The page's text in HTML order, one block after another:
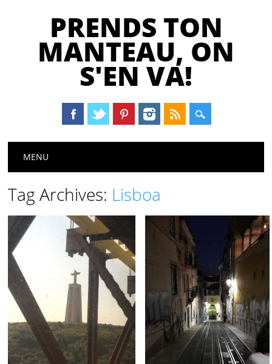
PRENDS TON
MANTEAU, ON
S'EN VA!
Main menu
MENU
Tag Archives: Lisboa